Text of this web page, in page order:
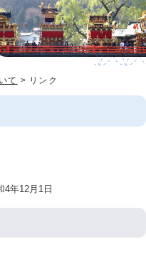
て > リンク
12月1日